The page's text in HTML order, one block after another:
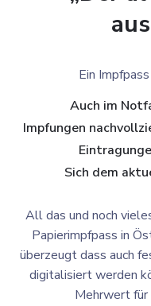
Ein
Auch im
Impfungen
Sich dem
All das und noch
Papierimpfpass in
überzeugt dass auch
digitalisiert werden
Mehrwert für